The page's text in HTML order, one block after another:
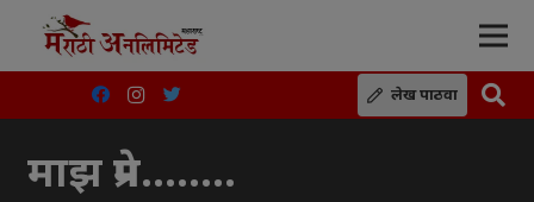
लेख पाठवा
माझ प्रेम……..